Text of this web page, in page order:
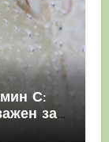
С:
за